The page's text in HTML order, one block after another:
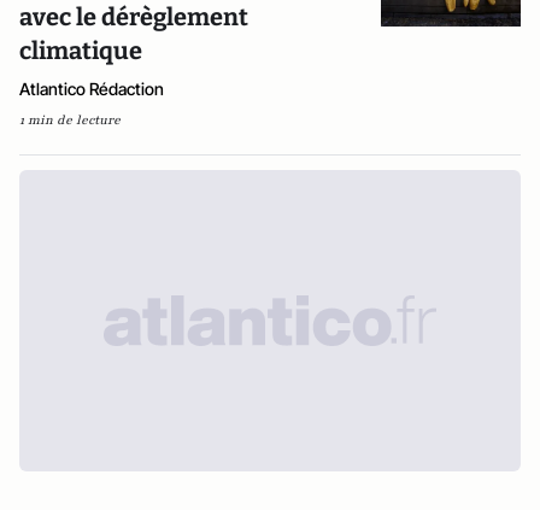
avec le dérèglement
climatique
Atlantico Rédaction
1 min de lecture